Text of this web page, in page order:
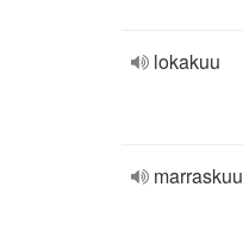
lokakuu
marraskuu